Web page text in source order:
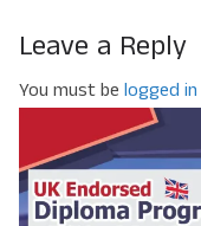
Leave a Reply
You must be logged in